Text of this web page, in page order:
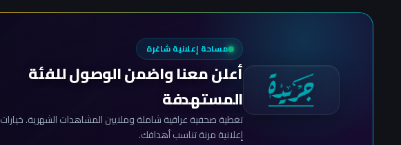
مساحة إعلانية شاغرة
أعلن معنا واضمن الوصول للفئة
المستهدفة
تغطية صحفية عراقية شاملة وملايين المشاهدات الشهرية. خيارات
إعلانية مرنة تناسب أهدافك.